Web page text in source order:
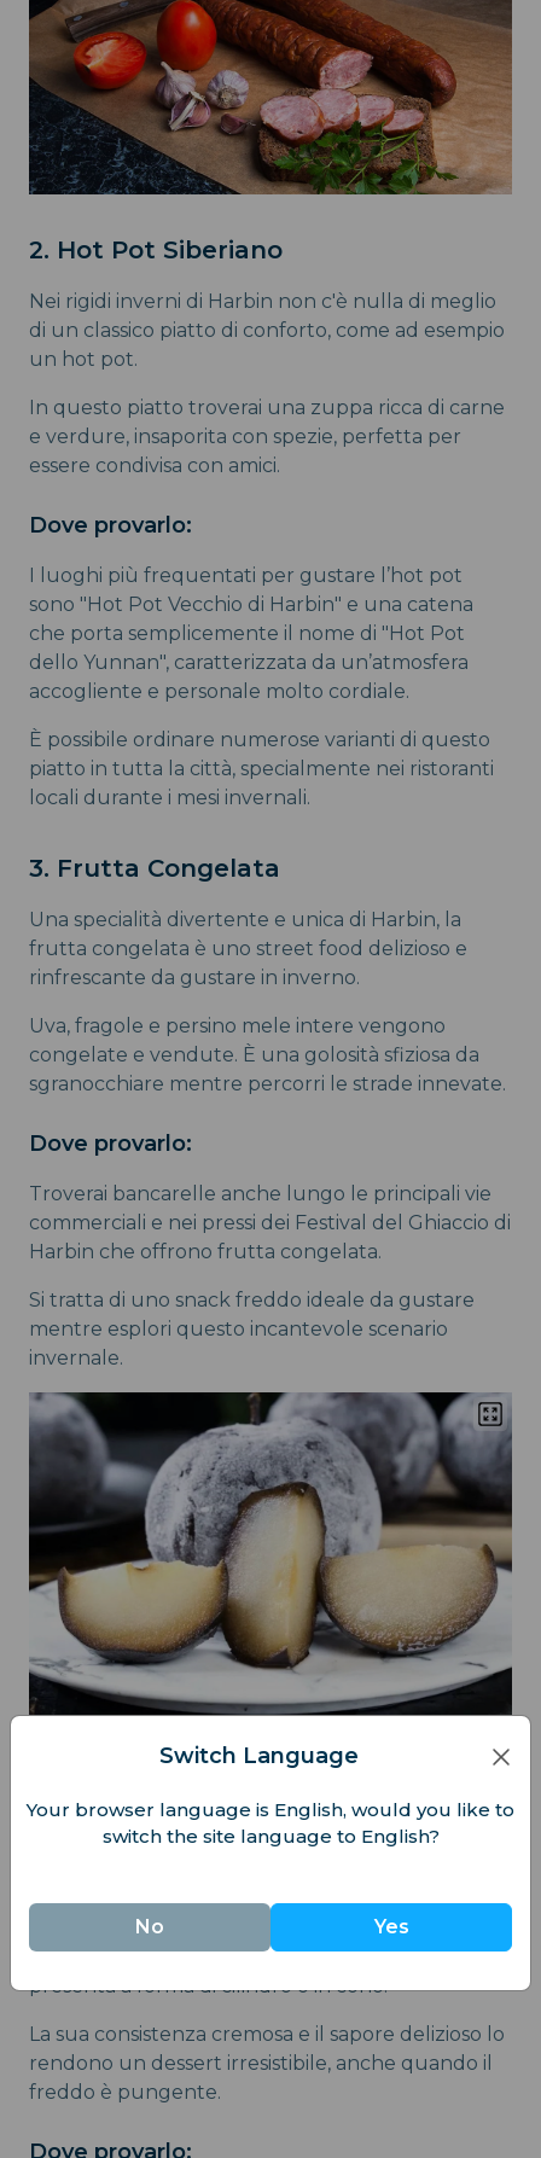
2. Hot Pot Siberiano
Nei rigidi inverni di Harbin non c'è nulla di meglio
di un classico piatto di conforto, come ad esempio
un hot pot.
In questo piatto troverai una zuppa ricca di carne
e verdure, insaporita con spezie, perfetta per
essere condivisa con amici.
Dove provarlo:
I luoghi più frequentati per gustare l’hot pot
sono "Hot Pot Vecchio di Harbin" e una catena
che porta semplicemente il nome di "Hot Pot
dello Yunnan", caratterizzata da un’atmosfera
accogliente e personale molto cordiale.
È possibile ordinare numerose varianti di questo
piatto in tutta la città, specialmente nei ristoranti
locali durante i mesi invernali.
3. Frutta Congelata
Una specialità divertente e unica di Harbin, la
frutta congelata è uno street food delizioso e
rinfrescante da gustare in inverno.
Uva, fragole e persino mele intere vengono
congelate e vendute. È una golosità sfiziosa da
sgranocchiare mentre percorri le strade innevate.
Dove provarlo:
Troverai bancarelle anche lungo le principali vie
commerciali e nei pressi dei Festival del Ghiaccio di
Harbin che offrono frutta congelata.
Si tratta di uno snack freddo ideale da gustare
mentre esplori questo incantevole scenario
invernale.
Visto il clima rigido di Harbin, può sembrare strano
pensare al gelato in questa città, eppure è
Ispirato dalla tradizione russa, il gelato qui è
denso, estremamente lattiginoso e spesso si
presenta a forma di cilindro o in cono.
La sua consistenza cremosa e il sapore delizioso lo
rendono un dessert irresistibile, anche quando il
freddo è pungente.
Dove provarlo:
Switch Language
Your browser language is English, would you like to
switch the site language to English?
No Yes